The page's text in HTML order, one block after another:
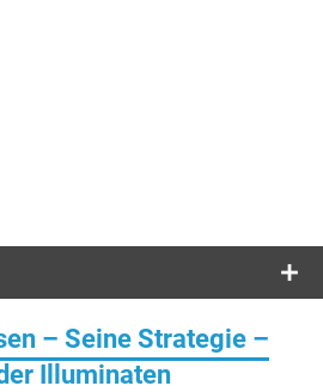
– Seine Strategie –
Illuminaten